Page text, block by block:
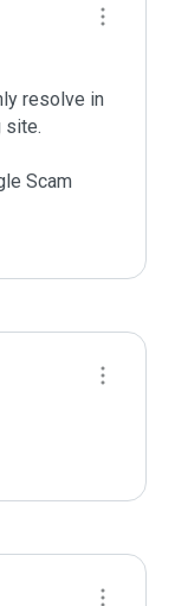
resolve in
site.
Scam